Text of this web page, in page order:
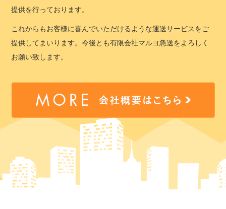
提供を行っております。
これからもお客様に喜んでいただけるような運送サービスをご
提供してまいります。今後とも有限会社マルヨ急送をよろしく
お願い致します。